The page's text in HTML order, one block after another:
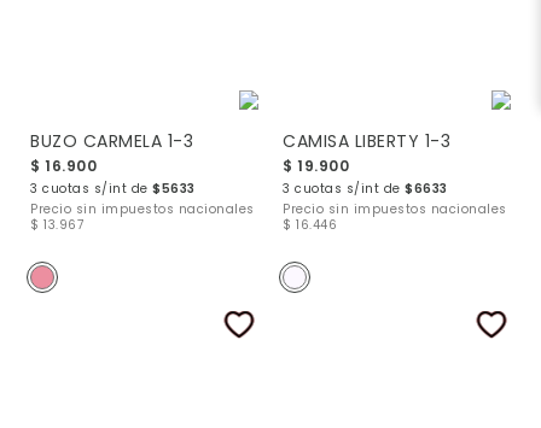
BUZO CARMELA 1-3
$ 16.900
3 cuotas s/int de $5633
Precio sin impuestos nacionales
$ 13.967
CAMISA LIBERTY 1-3
$ 19.900
3 cuotas s/int de $6633
Precio sin impuestos nacionales
$ 16.446